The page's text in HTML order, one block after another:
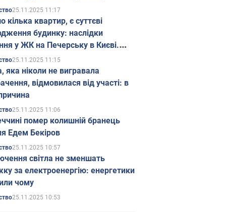
25.11.2025 11:17
кілька квартир, є суттєві
будинку: наслідки
у ЖК на Печерську в Києві.
25.11.2025 11:15
яка ніколи не вигравала
відмовилася від участі: в
25.11.2025 11:06
помер колишній бранець
Едем Бекіров
25.11.2025 10:57
світла не зменшать
за електроенергію: енергетики
чому
25.11.2025 10:53